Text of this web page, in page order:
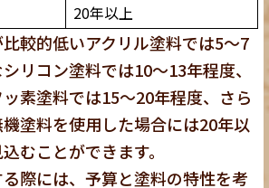
20年以上
較的低いアクリル塗料では5～7
リコン塗料では10～13年程度、
素塗料では15～20年程度、さら
塗料を使用した場合には20年以
むことができます。
際には、予算と塗料の特性を考